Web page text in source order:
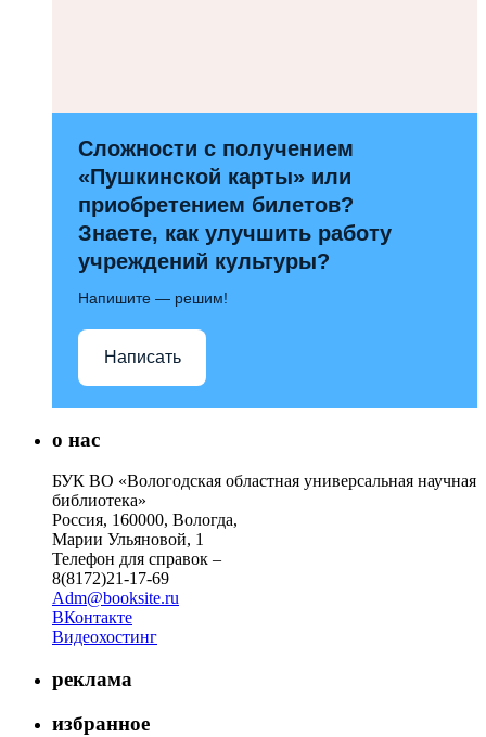
Сложности с получением
«Пушкинской карты» или
приобретением билетов?
Знаете, как улучшить работу
учреждений культуры?
Напишите — решим!
Написать
о нас
БУК ВО «Вологодская областная универсальная научная
библиотека»
Россия, 160000, Вологда,
Марии Ульяновой, 1
Телефон для справок –
8(8172)21-17-69
Adm@booksite.ru
ВКонтакте
Видеохостинг
реклама
избранное